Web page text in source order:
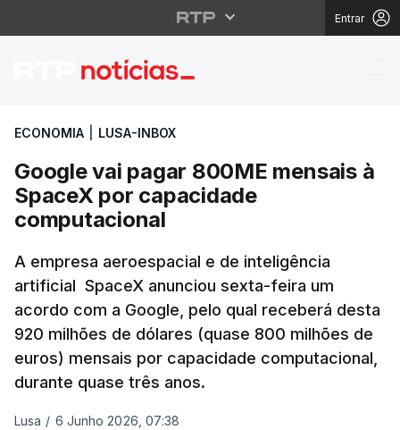
Entrar
Google vai pagar
ECONOMIA LUSA-INBOX
Google vai pagar 800ME mensais à
SpaceX por capacidade
computacional
A empresa aeroespacial e de inteligência
artificial SpaceX anunciou sexta-feira um
acordo com a Google, pelo qual receberá desta
920 milhões de dólares (quase 800 milhões de
euros) mensais por capacidade computacional,
durante quase três anos.
Lusa / 6 Junho 2026, 07:38